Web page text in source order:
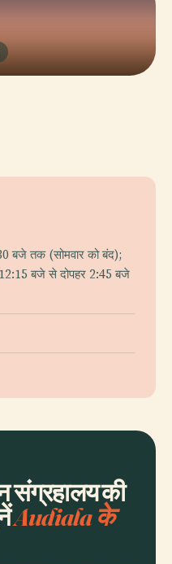
बजे तक (सोमवार को बंद);
12:15 बजे से दोपहर 2:45 बजे
की
Audiala के